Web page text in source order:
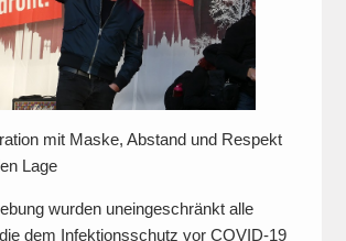
mit Maske, Abstand und Respekt
Lage
wurden uneingeschränkt alle
dem Infektionsschutz vor COVID-19